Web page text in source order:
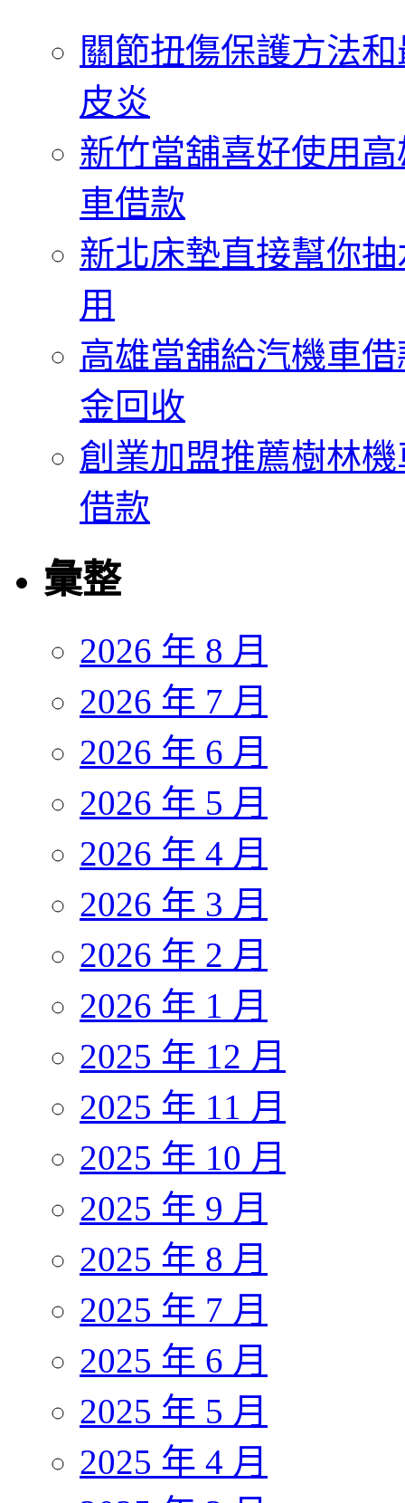
關節扭傷保護方法
皮炎
新竹當舖喜好使用
車借款
新北床墊直接幫你
用
高雄當舖給汽機車
金回收
創業加盟推薦樹林
借款
彙整
2026 年 8 月
2026 年 7 月
2026 年 6 月
2026 年 5 月
2026 年 4 月
2026 年 3 月
2026 年 2 月
2026 年 1 月
2025 年 12 月
2025 年 11 月
2025 年 10 月
2025 年 9 月
2025 年 8 月
2025 年 7 月
2025 年 6 月
2025 年 5 月
2025 年 4 月